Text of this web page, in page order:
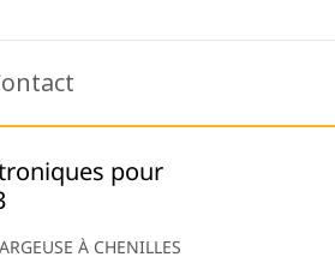
pour
À CHENILLES